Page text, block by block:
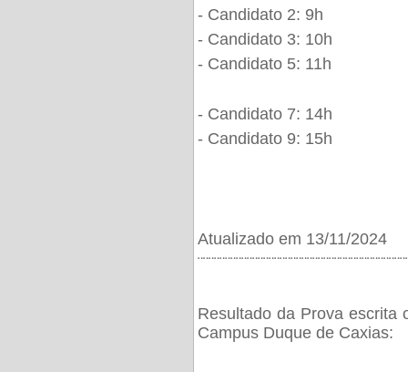
- Candidato 2: 9h
- Candidato 3: 10h
- Candidato 5: 11h
- Candidato 7: 14h
- Candidato 9: 15h
Atualizado em 13/11/2024
Resultado da Prova escrita
Campus Duque de Caxias: